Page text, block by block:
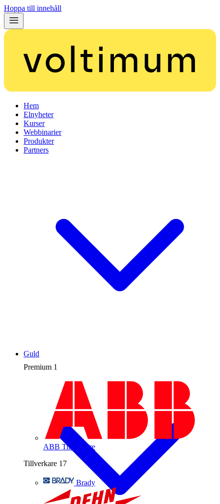
Hoppa till innehåll
Hem
Elnyheter
Kurser
Webbinarier
Produkter
Partners
Premium 1
ABB Tillverkare
Tillverkare 17
Brady
Guld